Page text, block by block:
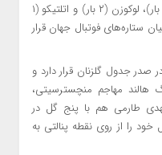
طارمی که در این فصل برابر کلاب بروژ (۲ بار)، لوکوزن (۲ بار) و اتلتیکو (۱
ستاره‌های فوتبال جهان قرار
تیم لیورپول با ۷ گل در صدر جدول گلزنان قرار دارد و
هالند مهاجم منچسترسیتی،
طارمی هم با پنج گل در
را از روی نقطه پنالتی به